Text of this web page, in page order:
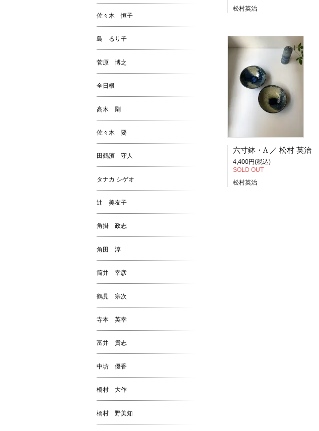
松村英治
六寸鉢・A ／ 松村 英治
4,400円(税込)
SOLD OUT
松村英治
佐々木 恒子
島 るり子
菅原 博之
全日根
高木 剛
佐々木 要
田鶴濱 守人
タナカ シゲオ
辻 美友子
角掛 政志
角田 淳
筒井 幸彦
鶴見 宗次
寺本 英幸
富井 貴志
中坊 優香
橋村 大作
橋村 野美知